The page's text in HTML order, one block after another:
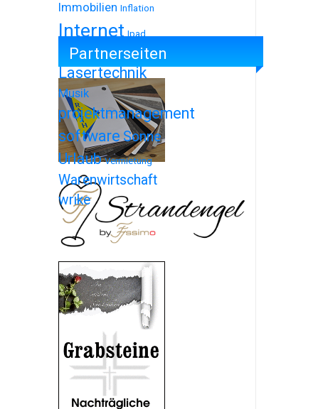
Immobilien Inflation
Internet Ipad
Iphone
Lasertechnik
Musik
projektmanagement
softwareSonne
Urlaub Vermietung
Warenwirtschaft
wrike
Partnerseiten